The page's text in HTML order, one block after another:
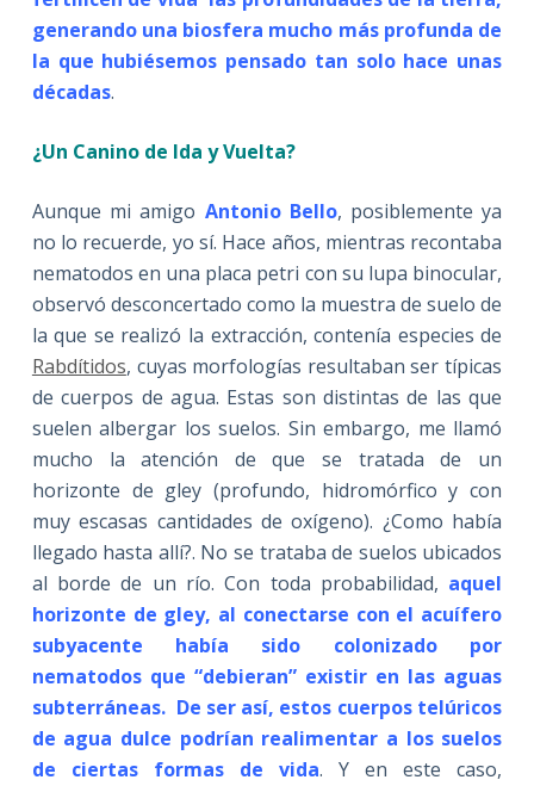
generando una biosfera mucho más profunda de
la que hubiésemos pensado tan solo hace unas
décadas.
¿Un Canino de Ida y Vuelta?
Aunque mi amigo Antonio Bello, posiblemente ya
no lo recuerde, yo sí. Hace años, mientras recontaba
nematodos en una placa petri con su lupa binocular,
observó desconcertado como la muestra de suelo de
la que se realizó la extracción, contenía especies de
Rabdítidos, cuyas morfologías resultaban ser típicas
de cuerpos de agua. Estas son distintas de las que
suelen albergar los suelos. Sin embargo, me llamó
mucho la atención de que se tratada de un
horizonte de gley (profundo, hidromórfico y con
muy escasas cantidades de oxígeno). ¿Como había
llegado hasta allí?. No se trataba de suelos ubicados
al borde de un río. Con toda probabilidad, aquel
horizonte de gley, al conectarse con el acuífero
subyacente había sido colonizado por
nematodos que “debieran” existir en las aguas
subterráneas. De ser así, estos cuerpos telúricos
de agua dulce podrían realimentar a los suelos
de ciertas formas de vida. Y en este caso,